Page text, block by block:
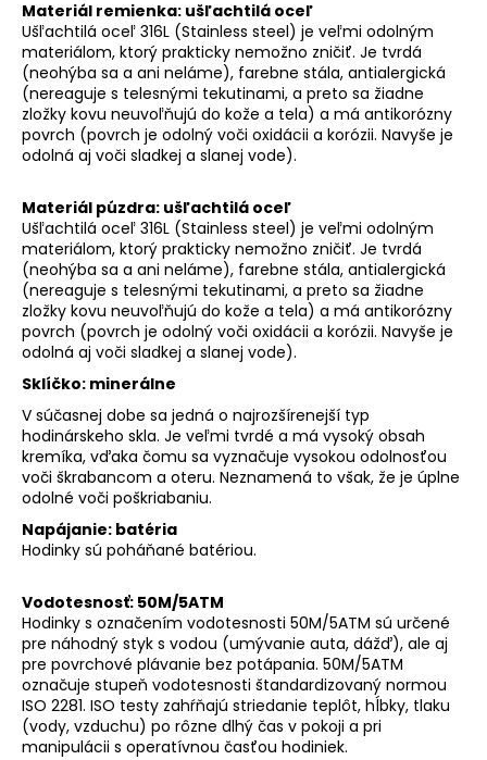
Materiál remienka: ušľachtilá oceľ
Ušľachtilá oceľ 316L (Stainless steel) je veľmi odolným
materiálom, ktorý prakticky nemožno zničiť. Je tvrdá
(neohýba sa a ani neláme), farebne stála, antialergická
(nereaguje s telesnými tekutinami, a preto sa žiadne
zložky kovu neuvoľňujú do kože a tela) a má antikorózny
povrch (povrch je odolný voči oxidácii a korózii. Navyše je
odolná aj voči sladkej a slanej vode).
Materiál púzdra: ušľachtilá oceľ
Ušľachtilá oceľ 316L (Stainless steel) je veľmi odolným
materiálom, ktorý prakticky nemožno zničiť. Je tvrdá
(neohýba sa a ani neláme), farebne stála, antialergická
(nereaguje s telesnými tekutinami, a preto sa žiadne
zložky kovu neuvoľňujú do kože a tela) a má antikorózny
povrch (povrch je odolný voči oxidácii a korózii. Navyše je
odolná aj voči sladkej a slanej vode).
Sklíčko: minerálne
V súčasnej dobe sa jedná o najrozšírenejší typ
hodinárskeho skla. Je veľmi tvrdé a má vysoký obsah
kremíka, vďaka čomu sa vyznačuje vysokou odolnosťou
voči škrabancom a oteru. Neznamená to však, že je úplne
odolné voči poškriabaniu.
Napájanie: batéria
Hodinky sú poháňané batériou.
Vodotesnosť: 50M/5ATM
Hodinky s označením vodotesnosti 50M/5ATM sú určené
pre náhodný styk s vodou (umývanie auta, dážď), ale aj
pre povrchové plávanie bez potápania. 50M/5ATM
označuje stupeň vodotesnosti štandardizovaný normou
ISO 2281. ISO testy zahŕňajú striedanie teplôt, hĺbky, tlaku
(vody, vzduchu) po rôzne dlhý čas v pokoji a pri
manipulácii s operatívnou časťou hodiniek.